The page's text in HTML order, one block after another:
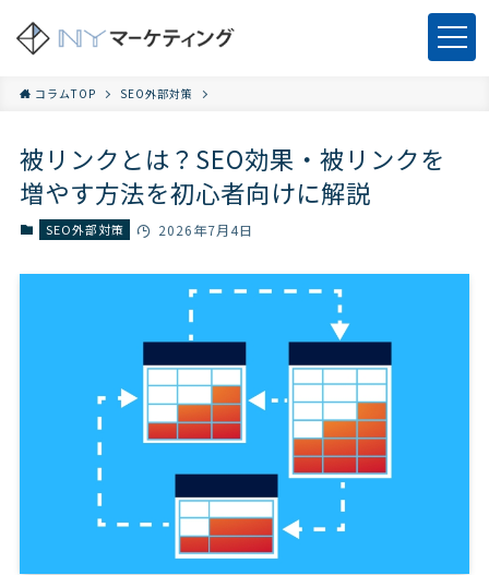
コラムTOP SEO外部対策
被リンクとは？SEO効果・被リンクを
増やす方法を初心者向けに解説
SEO外部対策 2026年7月4日